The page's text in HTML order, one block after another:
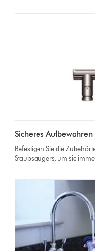
Sicheres
Befestigen Sie die
Staubsaugers, um sie